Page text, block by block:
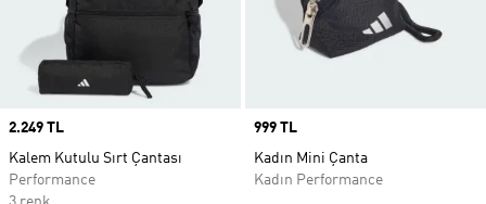
Price
2.249 TL
Kalem Kutulu Sırt Çantası
Performance
Price
999 TL
Kadın Mini Çanta
Kadın Performance